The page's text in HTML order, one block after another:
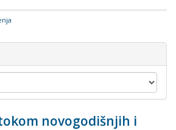
novogodišnjih i